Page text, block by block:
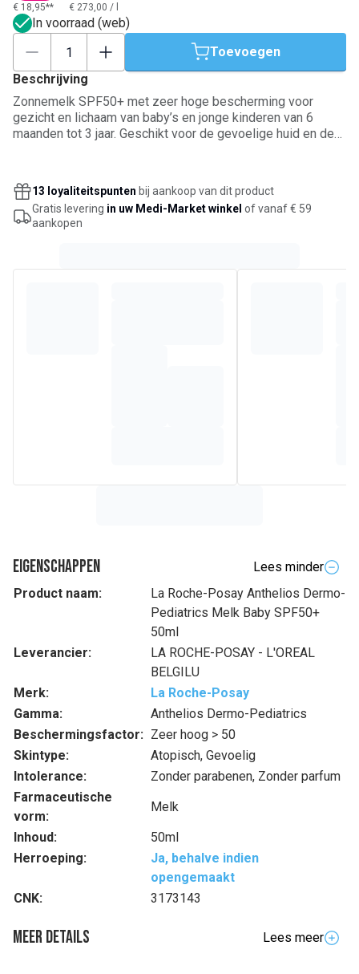
€ 18,95** € 273,00 /
In voorraad (web)
Toevoegen
Beschrijving
Zonnemelk SPF50+ met zeer hoge bescherming voor
gezicht en lichaam van baby’s en jonge kinderen van 6
maanden tot 3 jaar. Geschikt voor de gevoelige huid en de
blootstelling aan de zon en is verrijkt met sheaboter van
natuurlijke oorsprong om de huid te hydrateren, te kalmeren
en de huidbarrière te ondersteunen. Geschikt voor gebruik
op kwetsbare babyhuid.
13 loyaliteitspunten bij aankoop van dit product
Gratis levering in uw Medi-Market winkel of vanaf € 59
aankopen
Eigenschappen
Lees minder
Product naam:
La Roche-Posay Anthelios Dermo-
Pediatrics Melk Baby SPF50+
50ml
Leverancier:
LA ROCHE-POSAY - L'OREAL
BELGILU
Merk:
La Roche-Posay
Gamma:
Anthelios Dermo-Pediatrics
Beschermingsfactor: Zeer hoog > 50
Skintype:
Atopisch, Gevoelig
Intolerance:
Zonder parabenen, Zonder parfum
Farmaceutische
vorm:
Melk
Inhoud:
50ml
Herroeping:
Ja, behalve indien
opengemaakt
CNK:
3173143
Meer details
Lees meer